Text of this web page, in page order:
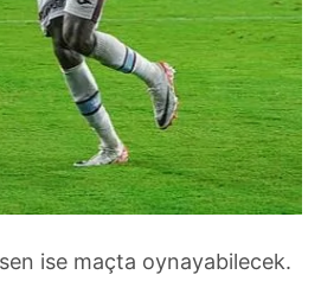
ise maçta oynayabilecek.